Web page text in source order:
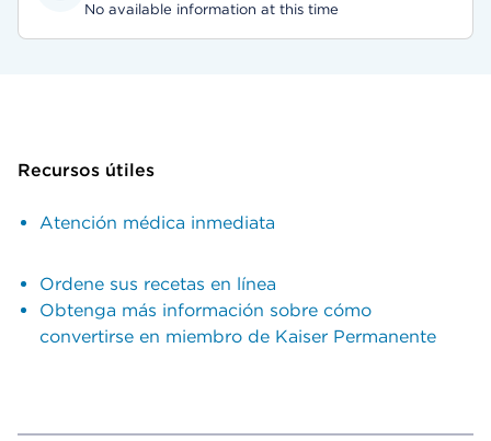
No available information at this time
Recursos útiles
Atención médica inmediata
Ordene sus recetas en línea
Obtenga más información sobre cómo
convertirse en miembro de Kaiser Permanente